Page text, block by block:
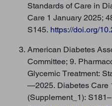
Standards of Care in
Care 1 January 2025;
S145. https://doi.org/
American Diabetes
Committee; 9.
Glycemic Treatment:
—2025. Diabetes Care
(Supplement_1): S181–